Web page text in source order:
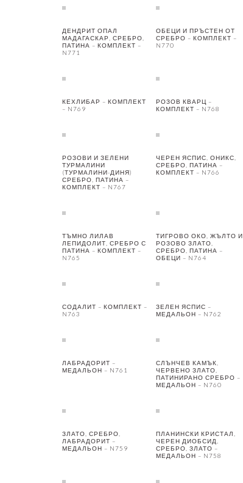
ДЕНДРИТ ОПАЛ
МАДАГАСКАР, СРЕБРО,
ПАТИНА – КОМПЛЕКТ –
N771
ОБЕЦИ И ПРЪСТЕН ОТ
СРЕБРО – КОМПЛЕКТ –
N770
КЕХЛИБАР – КОМПЛЕКТ
– N769
РОЗОВ КВАРЦ –
КОМПЛЕКТ – N768
РОЗОВИ И ЗЕЛЕНИ
ТУРМАЛИНИ
(ТУРМАЛИНИ-ДИНЯ)
СРЕБРО, ПАТИНА –
КОМПЛЕКТ – N767
ЧЕРЕН ЯСПИС, ОНИКС,
СРЕБРО, ПАТИНА –
КОМПЛЕКТ – N766
ТЪМНО ЛИЛАВ
ЛЕПИДОЛИТ, СРЕБРО С
ПАТИНА – КОМПЛЕКТ –
N765
ТИГРОВО ОКО, ЖЪЛТО И
РОЗОВО ЗЛАТО,
СРЕБРО, ПАТИНА –
ОБЕЦИ – N764
СОДАЛИТ – КОМПЛЕКТ –
N763
ЗЕЛЕН ЯСПИС –
МЕДАЛЬОН – N762
ЛАБРАДОРИТ –
МЕДАЛЬОН – N761
СЛЪНЧЕВ КАМЪК,
ЧЕРВЕНО ЗЛАТО,
ПАТИНИРАНО СРЕБРО –
МЕДАЛЬОН – N760
ЗЛАТО, СРЕБРО,
ЛАБРАДОРИТ –
МЕДАЛЬОН – N759
ПЛАНИНСКИ КРИСТАЛ,
ЧЕРЕН ДИОБСИД,
СРЕБРО, ЗЛАТО –
МЕДАЛЬОН – N758